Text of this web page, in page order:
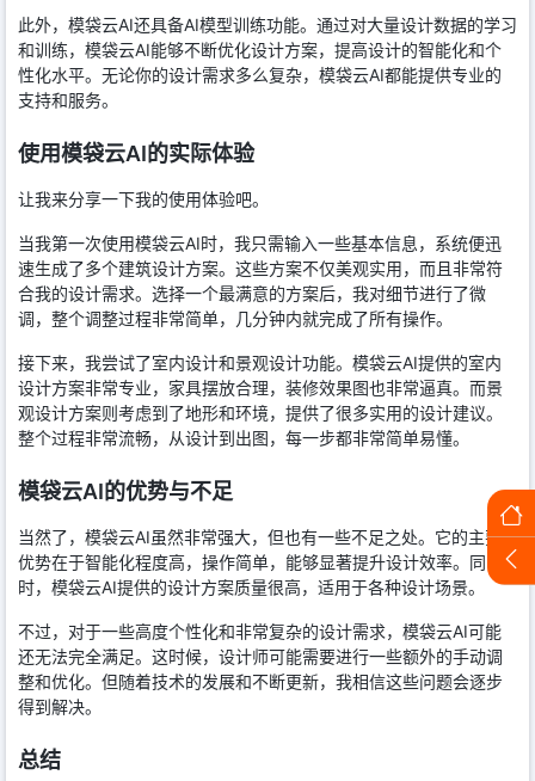
此外，模袋云AI还具备AI模型训练功能。通过对大量设计数据的学习
和训练，模袋云AI能够不断优化设计方案，提高设计的智能化和个
性化水平。无论你的设计需求多么复杂，模袋云AI都能提供专业的
支持和服务。
使用模袋云AI的实际体验
让我来分享一下我的使用体验吧。
当我第一次使用模袋云AI时，我只需输入一些基本信息，系统便迅
速生成了多个建筑设计方案。这些方案不仅美观实用，而且非常符
合我的设计需求。选择一个最满意的方案后，我对细节进行了微
调，整个调整过程非常简单，几分钟内就完成了所有操作。
接下来，我尝试了室内设计和景观设计功能。模袋云AI提供的室内
设计方案非常专业，家具摆放合理，装修效果图也非常逼真。而景
观设计方案则考虑到了地形和环境，提供了很多实用的设计建议。
整个过程非常流畅，从设计到出图，每一步都非常简单易懂。
模袋云AI的优势与不足
当然了，模袋云AI虽然非常强大，但也有一些不足之处。它的主要
优势在于智能化程度高，操作简单，能够显著提升设计效率。同
时，模袋云AI提供的设计方案质量很高，适用于各种设计场景。
不过，对于一些高度个性化和非常复杂的设计需求，模袋云AI可能
还无法完全满足。这时候，设计师可能需要进行一些额外的手动调
整和优化。但随着技术的发展和不断更新，我相信这些问题会逐步
得到解决。
总结